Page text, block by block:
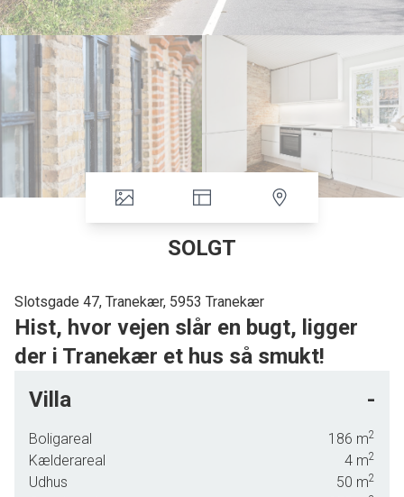
SOLGT
Slotsgade 47, Tranekær, 5953 Tranekær
Hist, hvor vejen slår en bugt, ligger
der i Tranekær et hus så smukt!
i slotsbyen Tranekær.
Huset ligger på byens hovedgade og fra husets forhave kan kigge op på det
røde og smukke Tranekær Slot.
Huset er et syv fag langt hus, som oprindeligt rummede to boliger, men er nu
Villa -
Boligareal 186 m2
Kælderareal 4 m2
Udhus 50 m2